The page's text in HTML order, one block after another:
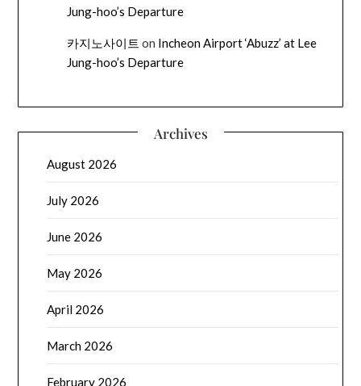
Jung-hoo’s Departure
카지노사이트 on Incheon Airport ‘Abuzz’ at Lee
Jung-hoo’s Departure
Archives
August 2026
July 2026
June 2026
May 2026
April 2026
March 2026
February 2026